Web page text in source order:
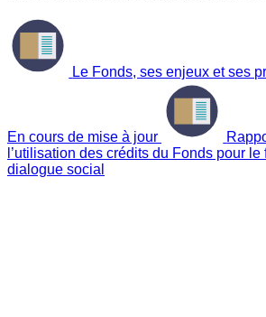
Le Fonds, ses enjeux et ses
En cours de mise à jour
l’utilisation des crédits du Fonds pour
dialogue social